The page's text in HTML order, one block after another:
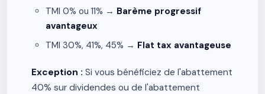
TMI 0% ou 11% → Barème progressif
avantageux
TMI 30%, 41%, 45% → Flat tax avantageuse
Exception : Si vous bénéficiez de l'abattement
40% sur dividendes ou de l'abattement